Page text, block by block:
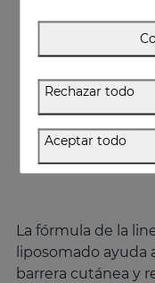
AZELAC Loción
La fórmula de la
liposomado ayuda
barrera cutánea y
Rechazar todo
Aceptar todo